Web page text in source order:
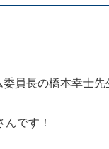
員長の橋本幸士
です！